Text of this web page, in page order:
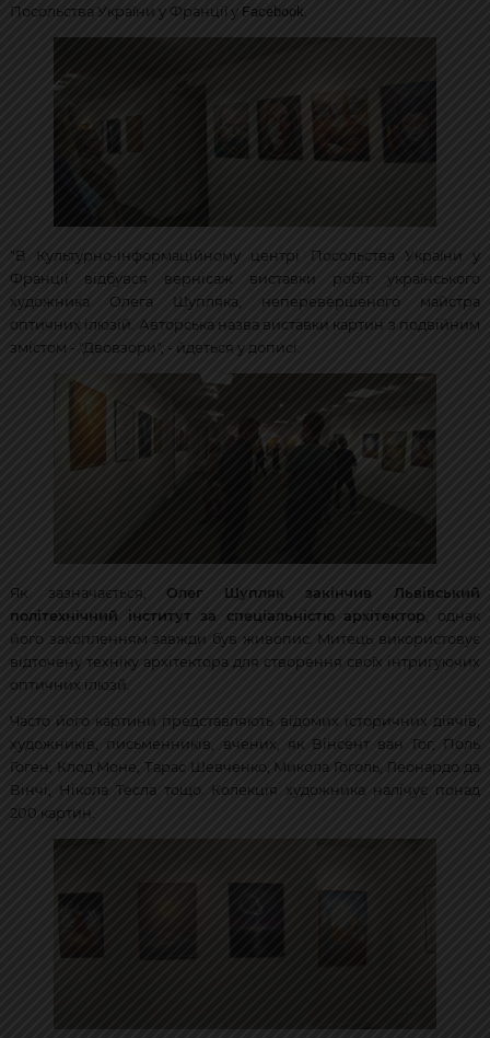
Посольства України у Франції у Facebook
"В Культурно-інформаційному центрі Посольства України у
Франції відбувся вернісаж виставки робіт українського
художника Олега Шупляка, неперевершеного майстра
оптичних ілюзій. Авторська назва виставки картин з подвійним
змістом - "Двовзори", - йдеться у дописі.
Як зазначається,Олег Шупляк закінчив Львівський
політехнічний інститут за спеціальністю архітектор , однак
його захопленням завжди був живопис. Митець використовує
відточену техніку архітектора для створення своїх інтригуючих
оптичних ілюзй.
Часто його картини представляють відомих історичних діячів,
художників, письменників, вчених, як Вінсент ван Гог, Поль
Гоген, Клод Моне, Тарас Шевченко, Микола Гоголь, Леонардо да
Вінчі, Нікола Тесла тощо. Колекція художника налічує понад
200 картин.